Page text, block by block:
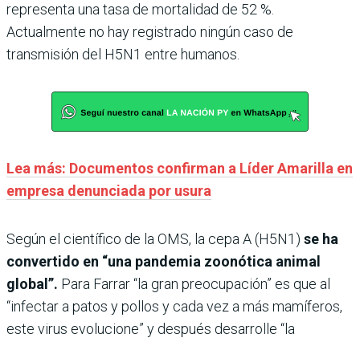
representa una tasa de mortalidad de 52 %.
Actualmente no hay registrado ningún caso de
transmisión del H5N1 entre humanos.
Lea más: Documentos confirman a Líder Amarilla en
empresa denunciada por usura
Según el científico de la OMS, la cepa A (H5N1) se ha
convertido en “una pandemia zoonótica animal
global”. Para Farrar “la gran preocupación” es que al
“infectar a patos y pollos y cada vez a más mamíferos,
este virus evolucione” y después desarrolle “la